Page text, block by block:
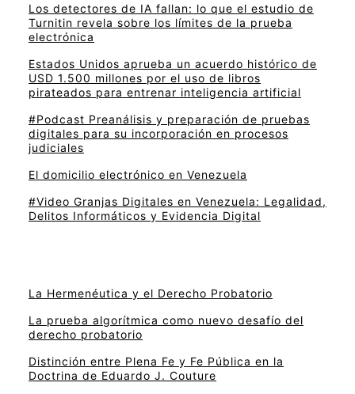
Los detectores de IA fallan: lo que el estudio de
Turnitin revela sobre los límites de la prueba
electrónica
Estados Unidos aprueba un acuerdo histórico de
USD 1.500 millones por el uso de libros
pirateados para entrenar inteligencia artificial
#Podcast Preanálisis y preparación de pruebas
digitales para su incorporación en procesos
judiciales
El domicilio electrónico en Venezuela
#Video Granjas Digitales en Venezuela: Legalidad,
Delitos Informáticos y Evidencia Digital
La Hermenéutica y el Derecho Probatorio
La prueba algorítmica como nuevo desafío del
derecho probatorio
Distinción entre Plena Fe y Fe Pública en la
Doctrina de Eduardo J. Couture